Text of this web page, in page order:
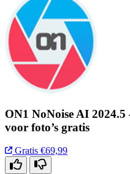
ON1 NoNoise AI
voor foto’s gratis
Gratis €69,99